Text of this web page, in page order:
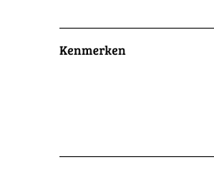
Kenmerken